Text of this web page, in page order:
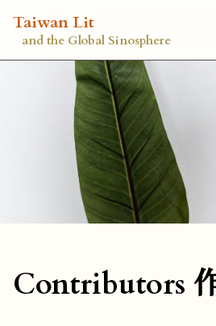
Taiwan Lit
and the Global Sinosphere
Contributors